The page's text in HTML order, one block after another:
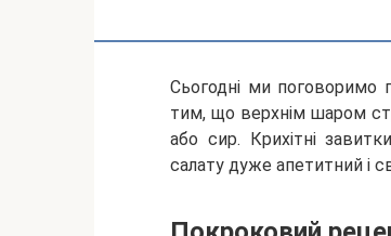
Сьогодні ми поговоримо
тим, що верхнім шаром
або сир. Крихітні
салату дуже апетитний і